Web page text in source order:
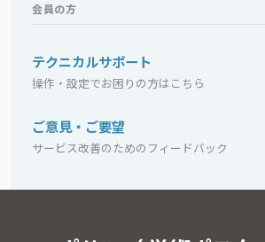
会員の方
テクニカルサポート
操作・設定でお困りの方はこちら
ご意見・ご要望
サービス改善のためのフィードバック